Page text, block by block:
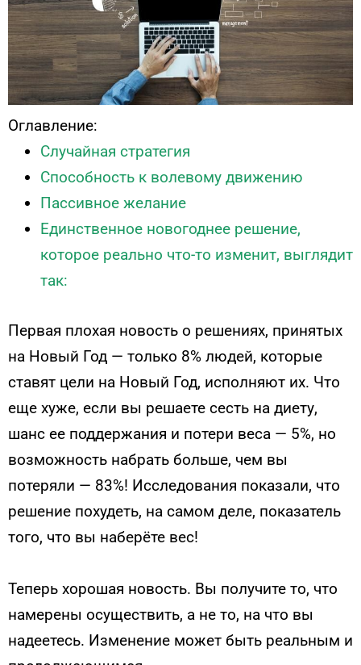
Оглавление:
Случайная стратегия
Способность к волевому движению
Пассивное желание
Единственное новогоднее решение,
которое реально что-то изменит, выглядит
так:
Первая плохая новость о решениях, принятых
на Новый Год — только 8% людей, которые
ставят цели на Новый Год, исполняют их. Что
еще хуже, если вы решаете сесть на диету,
шанс ее поддержания и потери веса — 5%, но
возможность набрать больше, чем вы
потеряли — 83%! Исследования показали, что
решение похудеть, на самом деле, показатель
того, что вы наберёте вес!
Теперь хорошая новость. Вы получите то, что
намерены осуществить, а не то, на что вы
надеетесь. Изменение может быть реальным и